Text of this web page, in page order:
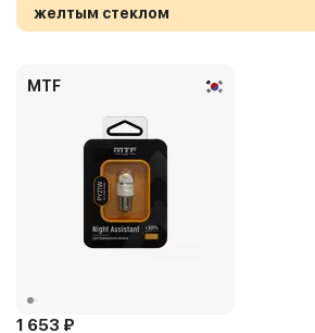
желтым стеклом
MTF
1 653 ₽